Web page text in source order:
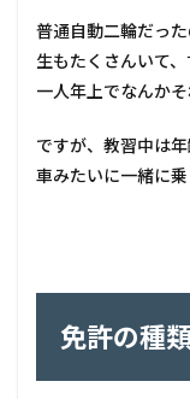
普通自動二輪だっ
生もたくさんいて
一人年上でなんか
ですが、教習中は
車みたいに一緒に
免許の種